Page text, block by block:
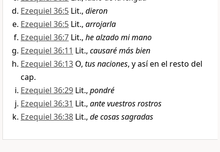
Ezequiel 36:5 Lit., dieron
Ezequiel 36:5 Lit., arrojarla
Ezequiel 36:7 Lit., he alzado mi mano
Ezequiel 36:11 Lit., causaré más bien
Ezequiel 36:13 O, tus naciones, y así en el resto del
cap.
Ezequiel 36:29 Lit., pondré
Ezequiel 36:31 Lit., ante vuestros rostros
Ezequiel 36:38 Lit., de cosas sagradas